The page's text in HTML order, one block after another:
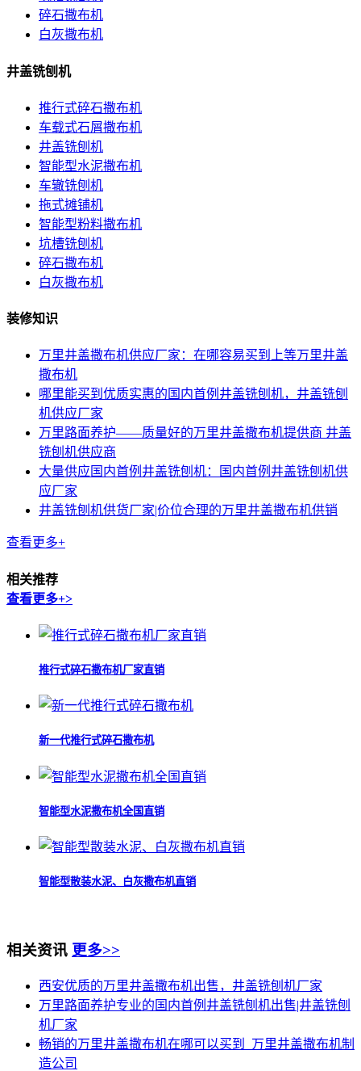
碎石撒布机
白灰撒布机
井盖铣刨机
推行式碎石撒布机
车载式石屑撒布机
井盖铣刨机
智能型水泥撒布机
车辙铣刨机
拖式摊铺机
智能型粉料撒布机
坑槽铣刨机
碎石撒布机
白灰撒布机
装修知识
万里井盖撒布机供应厂家：在哪容易买到上等万里井盖
撒布机
哪里能买到优质实惠的国内首例井盖铣刨机，井盖铣刨
机供应厂家
万里路面养护——质量好的万里井盖撒布机提供商 井盖
铣刨机供应商
大量供应国内首例井盖铣刨机：国内首例井盖铣刨机供
应厂家
井盖铣刨机供货厂家|价位合理的万里井盖撒布机供销
查看更多+
相关推荐
查看更多+>
推行式碎石撒布机厂家直销
新一代推行式碎石撒布机
智能型水泥撒布机全国直销
智能型散装水泥、白灰撒布机直销
相关资讯 更多>>
西安优质的万里井盖撒布机出售，井盖铣刨机厂家
万里路面养护专业的国内首例井盖铣刨机出售|井盖铣刨
机厂家
畅销的万里井盖撒布机在哪可以买到_万里井盖撒布机制
造公司